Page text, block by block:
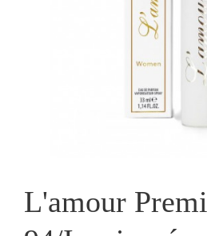
L'amour